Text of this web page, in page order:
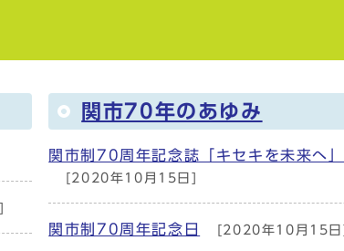
関市70年のあゆみ
関市制70周年記念誌「キセキを未来へ」
[2020年10月15日]
関市制70周年記念日 [2020年10月15日]